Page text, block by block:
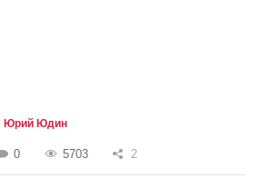
Юрий Юдин
0 5703 2